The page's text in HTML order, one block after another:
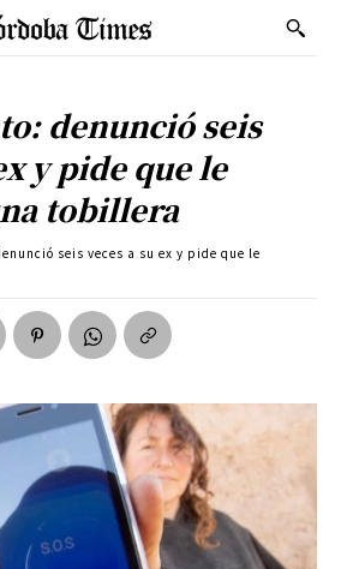
denunció seis
y pide que le
tobillera
seis veces a su ex y pide que le